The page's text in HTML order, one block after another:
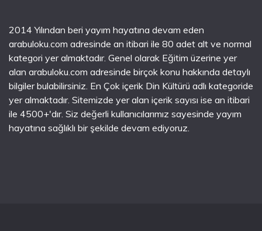
2014 Yılından beri yayım hayatına devam eden
arabuloku.com adresinde an itibari ile 80 adet alt ve normal
kategori yer almaktadır. Genel olarak Eğitim üzerine yer
alan arabuloku.com adresinde birçok konu hakkında detaylı
bilgiler bulabilirsiniz. En Çok içerik Din Kültürü adlı kategoride
yer almaktadır. Sitemizde yer alan içerik sayısı ise an itibari
ile 4500+'dır. Siz değerli kullanıcılarımız sayesinde yayım
hayatına sağlıklı bir şekilde devam ediyoruz.